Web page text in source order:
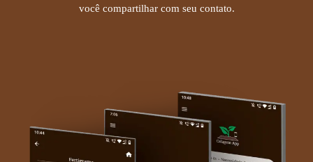
você compartilhar com seu contato.